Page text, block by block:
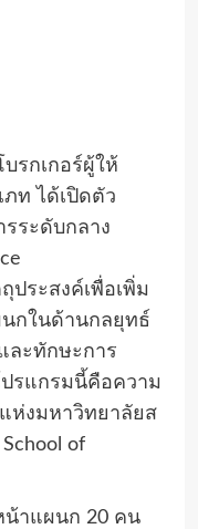
บรกเกอร์ผู้ให้
ท ได้เปิดตัว
ระดับกลาง
ประสงค์เพื่อเพิ่ม
กในด้านกลยุทธ์
ละทักษะการ
รแกรมนี้คือความ
ห่งมหาวิทยาลัยส
of
น้าแผนก 20 คน